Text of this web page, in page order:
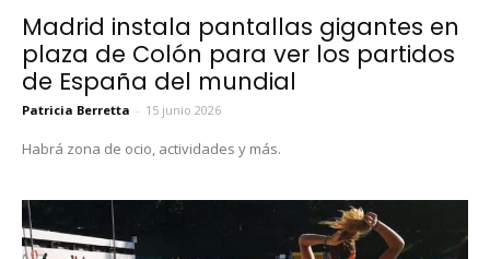
Madrid instala pantallas gigantes en
plaza de Colón para ver los partidos
de España del mundial
Patricia Berretta - 15 junio 2026
Habrá zona de ocio, actividades y más.